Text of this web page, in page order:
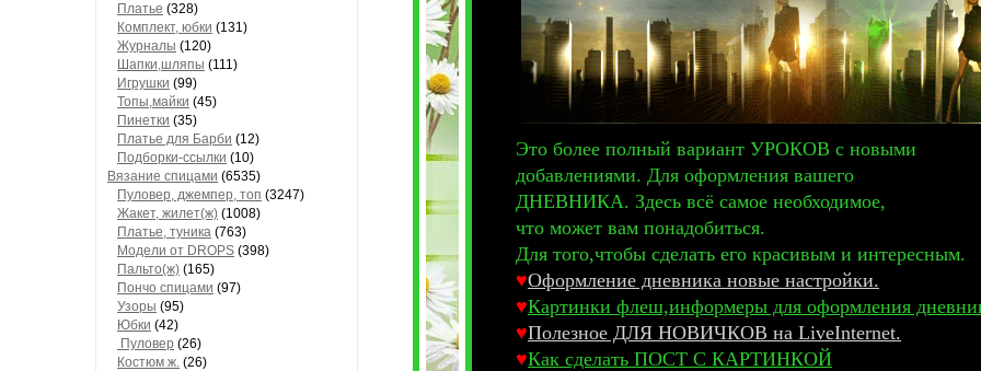
Платье (328)
Комплект, юбки (131)
Журналы (120)
Шапки,шляпы (111)
Игрушки (99)
Топы,майки (45)
Пинетки (35)
Платье для Барби (12)
Подборки-ссылки (10)
Вязание спицами (6535)
Пуловер, джемпер, топ (3247)
Жакет, жилет(ж) (1008)
Платье, туника (763)
Модели от DROPS (398)
Пальто(ж) (165)
Пончо спицами (97)
Узоры (95)
Юбки (42)
Пуловер (26)
Костюм ж. (26)
Это более полный вариант УРОКОВ с новыми
добавлениями. Для оформления вашего
ДНЕВНИКА. Здесь всё самое необходимое,
что может вам понадобиться.
Для того,чтобы сделать его красивым и интересным.
♥Оформление дневника новые настройки.
♥Картинки флеш,информеры для оформления
♥Полезное ДЛЯ НОВИЧКОВ на LiveInternet.
♥Как сделать ПОСТ С КАРТИНКОЙ